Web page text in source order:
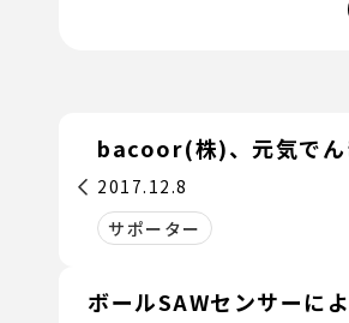
bacoor(株)、元気で
2017.12.8
サポーター
ボールSAWセンサーに